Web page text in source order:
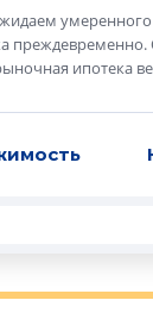
умеренного
ипотека